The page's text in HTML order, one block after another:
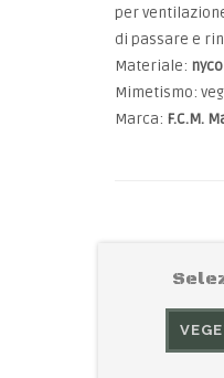
per
di passare e
Materiale: nyco
Mimetismo:
Marca: F.C.M.